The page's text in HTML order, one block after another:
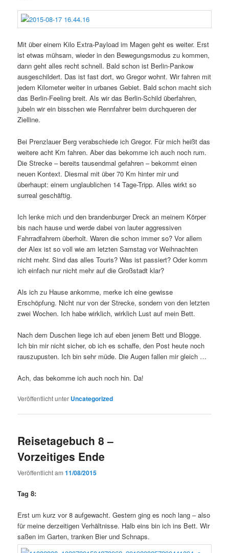
Mit über einem Kilo Extra-Payload im Magen geht es weiter. Erst
ist etwas mühsam, wieder in den Bewegungsmodus zu kommen,
dann geht alles recht schnell. Bald schon ist Berlin-Pankow
ausgeschildert. Das ist fast dort, wo Gregor wohnt. Wir fahren mit
jedem Kilometer weiter in urbanes Gebiet. Bald schon macht sich
das Berlin-Feeling breit. Als wir das Berlin-Schild überfahren,
jubeln wir ein bisschen wie Rennfahrer beim durchqueren der
Zielline.
Bei Prenzlauer Berg verabschiede ich Gregor. Für mich heißt das
weitere acht Km fahren. Aber das bekomme ich auch noch rum.
Die Strecke – bereits tausendmal gefahren – bekommt einen
neuen Kontext. Diesmal mit über 70 Km hinter mir und
überhaupt: einem unglaublichen 14 Tage-Tripp. Alles wirkt so
surreal geschäftig.
Ich lenke mich und den brandenburger Dreck an meinem Körper
bis nach hause und werde dabei von lauter aggressiven
Fahrradfahrern überholt. Waren die schon immer so? Vor allem
der Alex ist so voll wie am letzten Samstag vor Weihnachten
nicht mehr. Sind das alles Touris? Was ist passiert? Oder komm
ich einfach nur nicht mehr auf die Großstadt klar?
Als ich zu Hause ankomme, merke ich eine gewisse
Erschöpfung. Nicht nur von der Strecke, sondern von den letzten
zwei Wochen. Ich habe wirklich, wirklich Lust auf mein Bett.
Nach dem Duschen liege ich auf eben jenem Bett und Blogge.
Ich bin mir nicht sicher, ob ich es schaffe, den Post heute noch
rauszupusten. Ich bin sehr müde. Die Augen fallen mir gleich …
Ach, das bekomme ich auch noch hin. Da!
Veröffentlicht unter Uncategorized
Reisetagebuch 8 –
Vorzeitiges Ende
Veröffentlicht am11/08/2015
Tag 8:
Erst um kurz vor 8 aufgewacht. Gestern ging es noch lang – also
für meine derzeitigen Verhältnisse. Halb eins bin ich ins Bett. Wir
saßen im Garten, tranken Bier und Schnaps.